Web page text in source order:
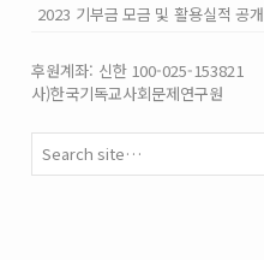
2023 기부금 모금 및 활용실적 공개
후원계좌: 신한 100-025-153821
사)한국기독교사회문제연구원